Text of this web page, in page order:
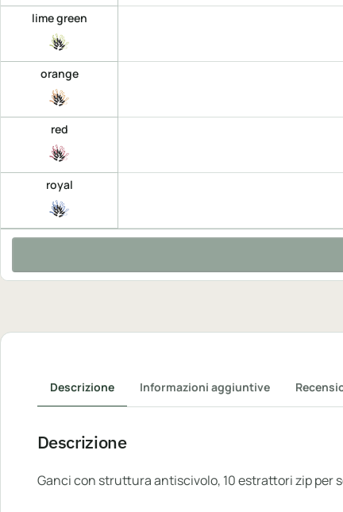
lime green
orange
red
royal
Descrizione Informazioni aggiuntive
Descrizione
Ganci con struttura antiscivolo, 10 estrattori zip per